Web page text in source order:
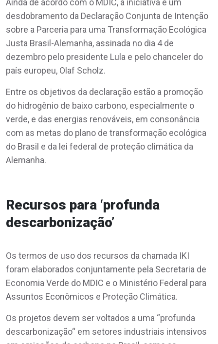
Ainda de acordo com o MDIC, a iniciativa é um
desdobramento da Declaração Conjunta de Intenção
sobre a Parceria para uma Transformação Ecológica
Justa Brasil-Alemanha, assinada no dia 4 de
dezembro pelo presidente Lula e pelo chanceler do
país europeu, Olaf Scholz.
Entre os objetivos da declaração estão a promoção
do hidrogênio de baixo carbono, especialmente o
verde, e das energias renováveis, em consonância
com as metas do plano de transformação ecológica
do Brasil e da lei federal de proteção climática da
Alemanha.
Recursos para ‘profunda
descarbonização’
Os termos de uso dos recursos da chamada IKI
foram elaborados conjuntamente pela Secretaria de
Economia Verde do MDIC e o Ministério Federal para
Assuntos Econômicos e Proteção Climática.
Os projetos devem ser voltados a uma “profunda
descarbonização“ em setores industriais intensivos